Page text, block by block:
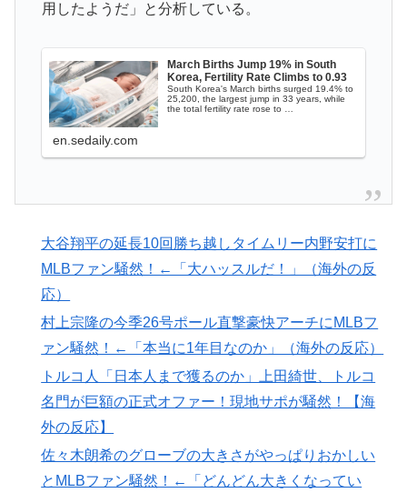
開発。これこそノーベル賞だろ！」
▶ 海外「”京都の鳥”は良いぞ」小規模だけどお勧めな日本
の観光名所／お店に対する海外の反応
海外「この日本アニメはマジでぶっ飛んでる！ｗ」外国
人が予測不可能でぶっ飛んでると評価した日本アニメと
は・・・？ 海外の反応
の差に海外が大騒ぎ
▶ 海外「全部日本の真似だったのか…」 日本の普通のテ
レビ番組が最新SNSの数十年先を行っていたと話題に
▶ 海外「日本が正しい！」優しい日本人に甘える外国人に
海外が大騒ぎ
▶
韓国人「日本は市民意識が高くて他人に迷惑をかけない
というけど、実際の現地の様子がこちら・・・」
▶
韓国人「手術中に震度6強の地震、その時の日本の医療
スタッフたちの姿をご覧ください」→「マジで鳥肌立っ
た」「こういう姿は韓国も見習わないと」「あんな状況
なら日本だけではなく韓国の医療関係者も同じように行
用したようだ」と分析している。
March Births Jump 19% in South
Korea, Fertility Rate Climbs to 0.93
South Korea's March births surged 19.4% to
25,200, the largest jump in 33 years, while
the total fertility rate rose to …
en.sedaily.com
大谷翔平の延長10回勝ち越しタイムリー内野安打に
MLBファン騒然！←「大ハッスルだ！」（海外の反
応）
村上宗隆の今季26号ポール直撃豪快アーチにMLBフ
ァン騒然！←「本当に1年目なのか」（海外の反応）
トルコ人「日本人まで獲るのか」上田綺世、トルコ
名門が巨額の正式オファー！現地サポが騒然！【海
外の反応】
佐々木朗希のグローブの大きさがやっぱりおかしい
とMLBファン騒然！←「どんどん大きくなってい